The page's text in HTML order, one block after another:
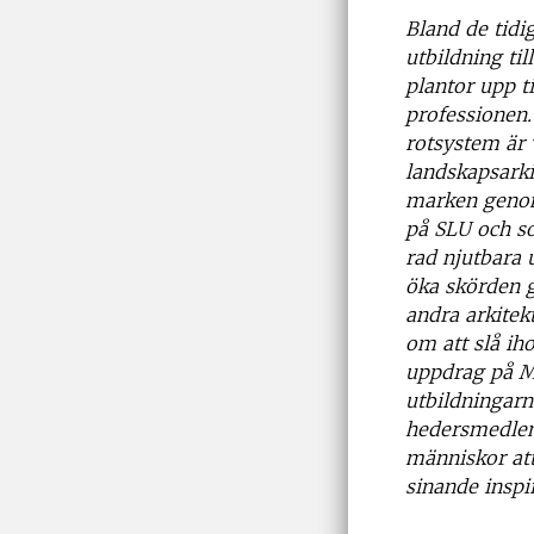
Bland de
utbildning till
plantor upp
rotsystem är
marken
på SLU och
rad njutbara
öka skörden
andra
om att slå
uppdrag på
människor
sinande